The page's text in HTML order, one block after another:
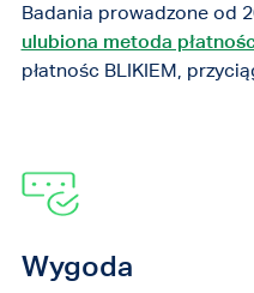
Badania prowadzone od
ulubiona metoda
płatnośc BLIKIEM,
Wygoda